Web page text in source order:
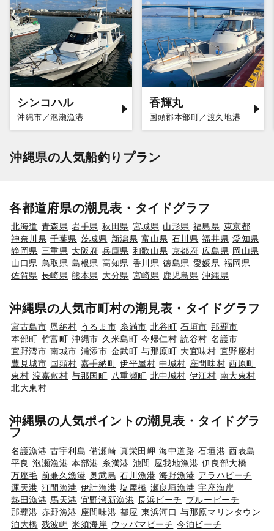
シンコハル
沖縄市／泡瀬漁港
香輝丸
国頭郡本部町／渡久地港
沖縄県の人気船釣りプラン
各都道府県の潮見表・タイドグラフ
北海道 青森県 岩手県 秋田県 宮城県 山形県 福島県 東京都
神奈川県 千葉県 茨城県 新潟県 富山県 石川県 福井県 愛知県
静岡県 三重県 大阪府 兵庫県 和歌山県 京都府 広島県 岡山県
山口県 鳥取県 島根県 高知県 香川県 徳島県 愛媛県 福岡県
佐賀県 長崎県 熊本県 大分県 宮崎県 鹿児島県 沖縄県
沖縄県の人気市町村の潮見表・タイドグラフ
宮古島市 恩納村 うるま市 糸満市 北谷町 石垣市 那覇市
本部町 竹富町 沖縄市 久米島町 今帰仁村 読谷村 名護市
宜野湾市 南城市 浦添市 金武町 与那原町 大宜味村 宜野座村
豊見城市 国頭村 嘉手納町 伊平屋村 中城村 座間味村 西原町
東村 渡嘉敷村 与那国町 八重瀬町 北中城村 伊江村 南大東村
北大東村
沖縄県の人気ポイントの潮見表・タイドグラ
フ
名護漁港 古宇利島 備瀬崎 真栄田岬 海中道路 石垣港 西表島
平良 泡瀬漁港 本部港 糸満港 池間 屋我地漁港 伊良部大橋
万座毛 前兼久漁港 奥武島 石川漁港 海野漁港 アラハビーチ
運天港 汀間漁港 伊計漁港 塩屋橋 瀬良垣漁港 宇座海岸
熱田漁港 馬天港 宜野湾新漁港 長浜ビーチ ブルービーチ
那覇港 赤野漁港 座間味港 都屋 東浜河口 与那原マリンタウン
泊大橋 残波岬 米須海岸 ウッパマビーチ 今泊ビーチ